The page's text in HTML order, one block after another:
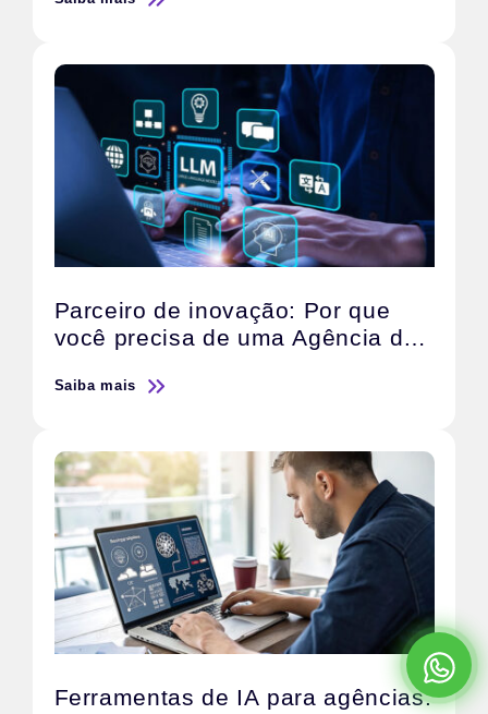
Parceiro de inovação: Por que
você precisa de uma Agência de
Saiba mais
Ferramentas de IA para agências: